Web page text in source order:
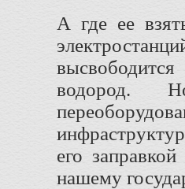
А где ее
водород.
его
нашему